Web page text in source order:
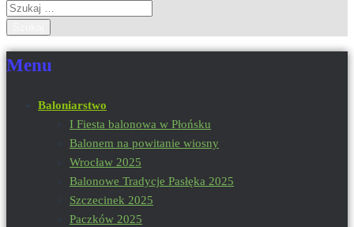
Szukaj:
Menu
Baloniarstwo
I Fiesta balonowa w Płońsku
Balonem na powitanie wiosny
Wrocław 2025
Balonowe Tradycje Pasłęka 2025
Szczecinek 2025
Paczków 2025